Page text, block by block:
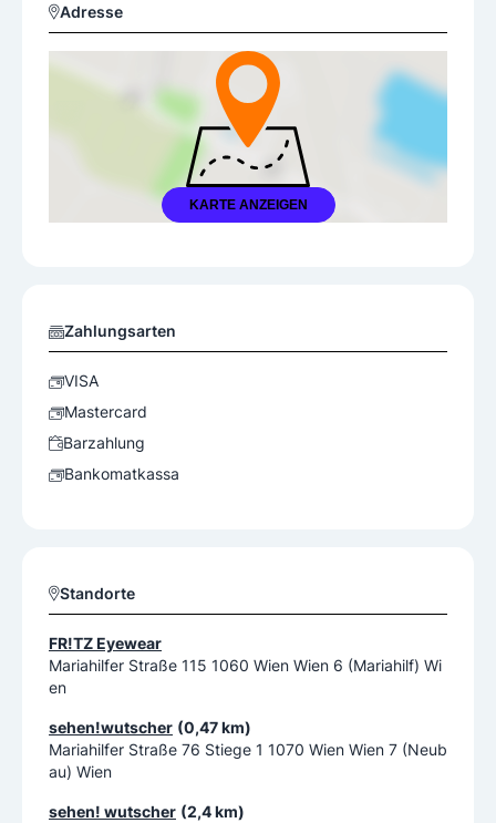
Adresse
KARTE ANZEIGEN
Zahlungsarten
VISA
Mastercard
Barzahlung
Bankomatkassa
Standorte
FR!TZ Eyewear
Mariahilfer Straße 115 1060 Wien Wien 6 (Mariahilf) Wi
en
sehen!wutscher (0,47 km)
Mariahilfer Straße 76 Stiege 1 1070 Wien Wien 7 (Neub
au) Wien
sehen! wutscher (2,4 km)